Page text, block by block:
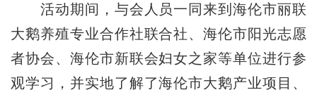
活动期间，与会人员一同来到海伦市丽联
大鹅养殖专业合作社联合社、海伦市阳光志愿
者协会、海伦市新联会妇女之家等单位进行参
观学习，并实地了解了海伦市大鹅产业项目、